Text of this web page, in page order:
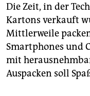
unterstützen
abo
genossenschaft
epaper login
Die Zeit, in der
Kartons verkauft
Mittlerweile
Smartphones und
mit
Auspacken soll